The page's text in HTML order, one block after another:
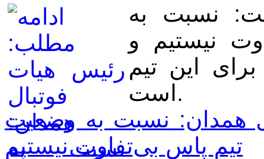
نسبت به
نیستیم و
این تیم
است.
همدان: نسبت به وضعیت
تیم پاس بی‌تفاوت نیستیم